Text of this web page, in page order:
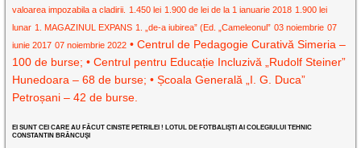
valoarea impozabila a cladirii. 1.450 lei 1.900 de lei de la 1 ianuarie 2018 1.900 lei
lunar 1. MAGAZINUL EXPANS 1. „de-a iubirea” (Ed. „Cameleonul” 03 noiembrie 07
iunie 2017 07 noiembrie 2022 • Centrul de Pedagogie Curativă Simeria –
100 de burse; • Centrul pentru Educație Incluzivă „Rudolf Steiner”
Hunedoara – 68 de burse; • Școala Generală „I. G. Duca”
Petroșani – 42 de burse.
EI SUNT CEI CARE AU FĂCUT CINSTE PETRILEI ! LOTUL DE FOTBALIŞTI AI COLEGIULUI TEHNIC
CONSTANTIN BRÂNCUŞI